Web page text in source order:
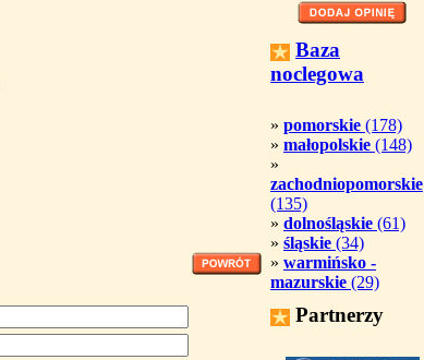
Baza
noclegowa
» pomorskie (178)
» małopolskie (148)
»
zachodniopomorskie
(135)
» dolnośląskie (61)
» śląskie (34)
» warmińsko -
mazurskie (29)
Partnerzy